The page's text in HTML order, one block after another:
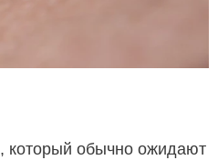
, который обычно ожидают